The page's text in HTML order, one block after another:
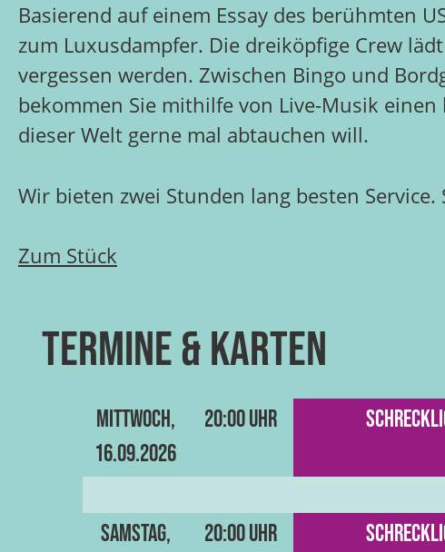
Basierend auf einem Essay des berühmten
zum Luxusdampfer. Die dreiköpfige Crew
vergessen werden. Zwischen Bingo und
bekommen Sie mithilfe von Live-Musik
dieser Welt gerne mal abtauchen will.
Wir bieten zwei Stunden lang besten Service.
Zum Stück
Termine & Karten
Mittwoch,
16.09.2026
20:00 Uhr
Samstag,
20:00 Uhr